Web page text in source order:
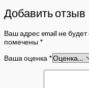
Добавить отзыв
Ваш адрес email не будет
помечены *
Ваша оценка *